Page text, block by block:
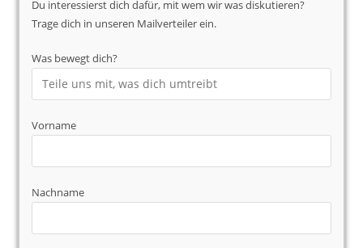
Du interessierst dich dafür, mit wem wir was diskutieren?
Trage dich in unseren Mailverteiler ein.
Was bewegt dich?
Vorname
Nachname